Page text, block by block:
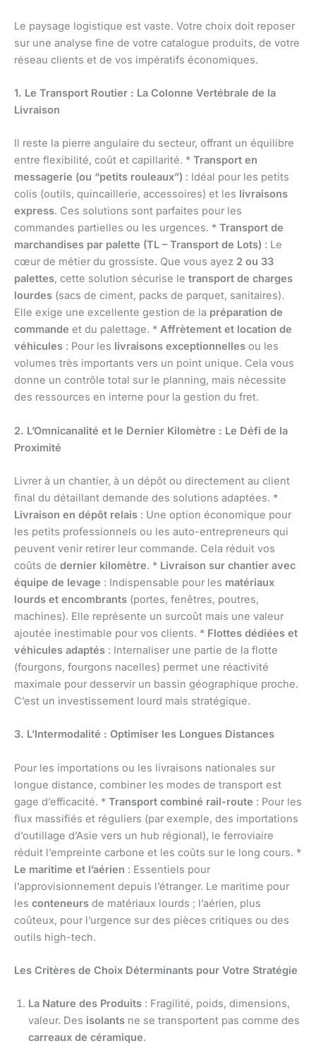
Le paysage logistique est vaste. Votre choix doit reposer
sur une analyse fine de votre catalogue produits, de votre
réseau clients et de vos impératifs économiques.
1. Le Transport Routier : La Colonne Vertébrale de la
Livraison
Il reste la pierre angulaire du secteur, offrant un équilibre
entre flexibilité, coût et capillarité. * Transport en
messagerie (ou “petits rouleaux”) : Idéal pour les petits
colis (outils, quincaillerie, accessoires) et les livraisons
express. Ces solutions sont parfaites pour les
commandes partielles ou les urgences. * Transport de
marchandises par palette (TL – Transport de Lots) : Le
cœur de métier du grossiste. Que vous ayez 2 ou 33
palettes, cette solution sécurise le transport de charges
lourdes (sacs de ciment, packs de parquet, sanitaires).
Elle exige une excellente gestion de la préparation de
commande et du palettage. * Affrètement et location de
véhicules : Pour les livraisons exceptionnelles ou les
volumes très importants vers un point unique. Cela vous
donne un contrôle total sur le planning, mais nécessite
des ressources en interne pour la gestion du fret.
2. L’Omnicanalité et le Dernier Kilomètre : Le Défi de la
Proximité
Livrer à un chantier, à un dépôt ou directement au client
final du détaillant demande des solutions adaptées. *
Livraison en dépôt relais : Une option économique pour
les petits professionnels ou les auto-entrepreneurs qui
peuvent venir retirer leur commande. Cela réduit vos
coûts de dernier kilomètre. * Livraison sur chantier avec
équipe de levage : Indispensable pour les matériaux
lourds et encombrants (portes, fenêtres, poutres,
machines). Elle représente un surcoût mais une valeur
ajoutée inestimable pour vos clients. * Flottes dédiées et
véhicules adaptés : Internaliser une partie de la flotte
(fourgons, fourgons nacelles) permet une réactivité
maximale pour desservir un bassin géographique proche.
C’est un investissement lourd mais stratégique.
3. L’Intermodalité : Optimiser les Longues Distances
Pour les importations ou les livraisons nationales sur
longue distance, combiner les modes de transport est
gage d’efficacité. * Transport combiné rail-route : Pour les
flux massifiés et réguliers (par exemple, des importations
d’outillage d’Asie vers un hub régional), le ferroviaire
réduit l’empreinte carbone et les coûts sur le long cours. *
Le maritime et l’aérien : Essentiels pour
l’approvisionnement depuis l’étranger. Le maritime pour
les conteneurs de matériaux lourds ; l’aérien, plus
coûteux, pour l’urgence sur des pièces critiques ou des
outils high-tech.
Les Critères de Choix Déterminants pour Votre Stratégie
La Nature des Produits : Fragilité, poids, dimensions,
valeur. Des isolants ne se transportent pas comme des
carreaux de céramique.